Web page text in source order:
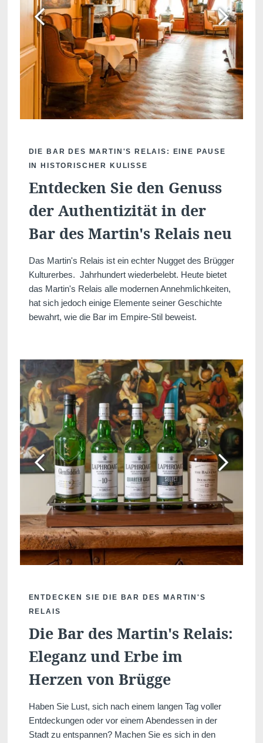
DIE BAR DES MARTIN'S RELAIS: EINE PAUSE
IN HISTORISCHER KULISSE
Entdecken Sie den Genuss
der Authentizität in der
Bar des Martin's Relais neu
Das Martin's Relais ist ein echter Nugget des Brügger
Kulturerbes. Jahrhundert wiederbelebt. Heute bietet
das Martin's Relais alle modernen Annehmlichkeiten,
hat sich jedoch einige Elemente seiner Geschichte
bewahrt, wie die Bar im Empire-Stil beweist.
ENTDECKEN SIE DIE BAR DES MARTIN'S
RELAIS
Die Bar des Martin's Relais:
Eleganz und Erbe im
Herzen von Brügge
Haben Sie Lust, sich nach einem langen Tag voller
Entdeckungen oder vor einem Abendessen in der
Stadt zu entspannen? Machen Sie es sich in den